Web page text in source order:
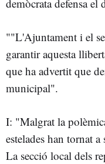
demòcrata defensa el
""L'Ajuntament i el
garantir aquesta
que ha advertit que
municipal".
I: "Malgrat la
estelades han tornat
La secció local dels